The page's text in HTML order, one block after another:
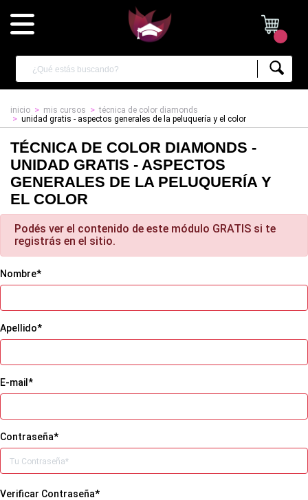
inicio mis cursos
técnica de color diamonds
unidad gratis - aspectos generales de la peluquería y el color
TÉCNICA DE COLOR DIAMONDS -
UNIDAD GRATIS - ASPECTOS
GENERALES DE LA PELUQUERÍA Y
EL COLOR
Podés ver el contenido de este módulo GRATIS si te
registrás en el sitio.
Nombre*
Apellido*
E-mail*
Contraseña*
Verificar Contraseña*